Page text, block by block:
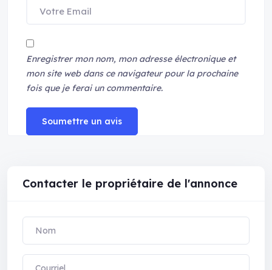
Enregistrer mon nom, mon adresse électronique et
mon site web dans ce navigateur pour la prochaine
fois que je ferai un commentaire.
Soumettre un avis
Contacter le propriétaire de l'annonce